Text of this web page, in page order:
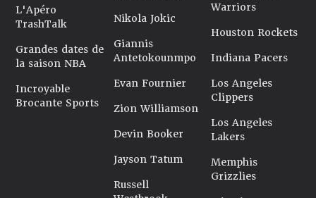
L'Apéro
TrashTalk
Grandes dates de
la saison NBA
Incroyable
Brocante Sports
Nikola Jokic
Giannis
Antetokounmpo
Evan Fournier
Zion Williamson
Devin Booker
Jayson Tatum
Russell
Warriors
Houston Rockets
Indiana Pacers
Los Angeles
Clippers
Los Angeles
Lakers
Memphis
Grizzlies